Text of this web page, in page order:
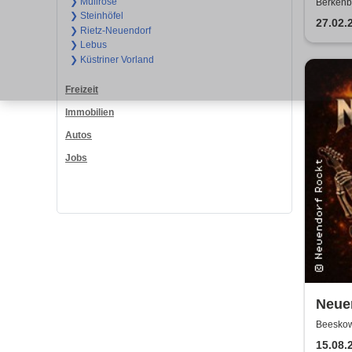
❯ Steinhöfel
❯ Rietz-Neuendorf
❯ Lebus
❯ Küstriner Vorland
Freizeit
Immobilien
Autos
Jobs
|